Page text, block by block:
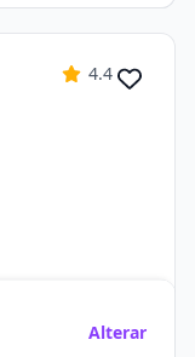
4.4
Alterar